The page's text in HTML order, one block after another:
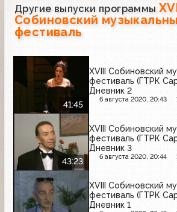
Другие выпуски программы
Собиновский
фестиваль
41:45
XVIII Собиновский
фестиваль (ГТРК
Дневник 2
6 августа 2020, 20:43
43:23
XVIII Собиновский
фестиваль (ГТРК
Дневник 3
6 августа 2020, 20:44
XVIII Собиновский
фестиваль (ГТРК
Дневник 1